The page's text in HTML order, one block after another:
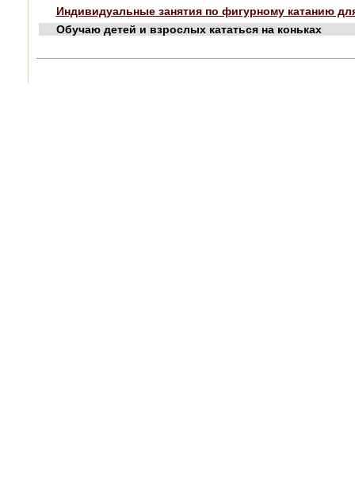
Индивидуальные занятия по фигурному катанию
Обучаю детей и взрослых кататься на коньках